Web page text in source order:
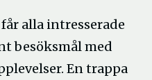
alla intresserade
besöksmål med
En trappa